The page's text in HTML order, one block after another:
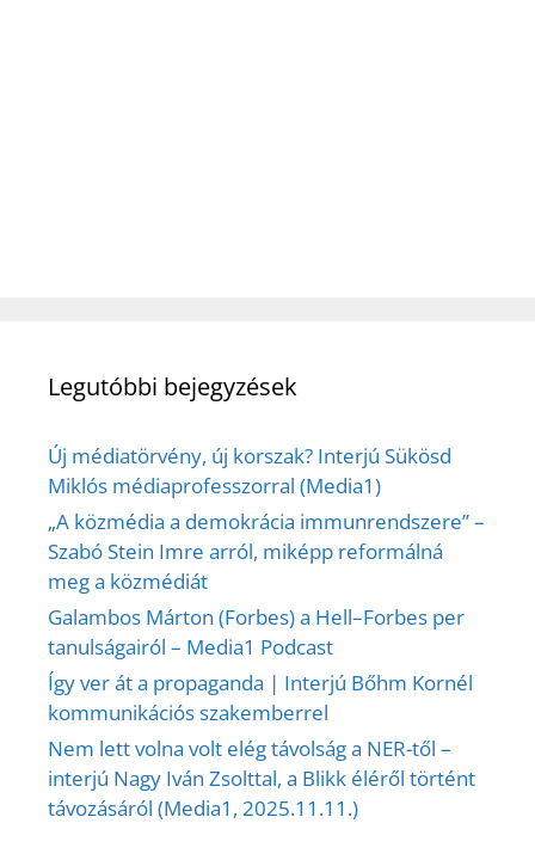
Legutóbbi bejegyzések
Új médiatörvény, új korszak? Interjú Sükösd
Miklós médiaprofesszorral (Media1)
„A közmédia a demokrácia immunrendszere” –
Szabó Stein Imre arról, miképp reformálná
meg a közmédiát
Galambos Márton (Forbes) a Hell–Forbes per
tanulságairól – Media1 Podcast
Így ver át a propaganda | Interjú Bőhm Kornél
kommunikációs szakemberrel
Nem lett volna volt elég távolság a NER-től –
interjú Nagy Iván Zsolttal, a Blikk éléről történt
távozásáról (Media1, 2025.11.11.)